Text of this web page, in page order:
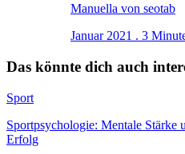
Manuella von seotab
Januar 2021 . 3
Das könnte dich auch
Sport
Sportpsychologie: Mentale Stärke
Erfolg